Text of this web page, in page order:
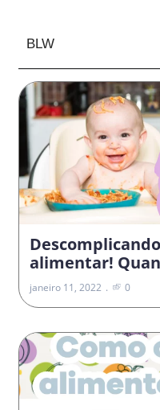
BLW
alimentar!
janeiro 11, 2022 0